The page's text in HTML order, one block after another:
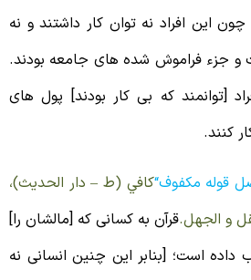
این‌ افراد نه توان کار داشتند و نه
فراموش‌ شده ‌های جامعه بودند.
[توانمند که بی کار بودند] پول‌ های
کنند.
قوله مکفوف“كافي (ط – دار الحديث)،
قرآن به کسانی که [مالشان را]
است؛ [بنابر این چنین انسانی نه